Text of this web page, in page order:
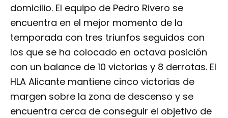
domicilio. El equipo de Pedro Rivero se
encuentra en el mejor momento de la
temporada con tres triunfos seguidos con
los que se ha colocado en octava posición
con un balance de 10 victorias y 8 derrotas. El
HLA Alicante mantiene cinco victorias de
margen sobre la zona de descenso y se
encuentra cerca de conseguir el objetivo de